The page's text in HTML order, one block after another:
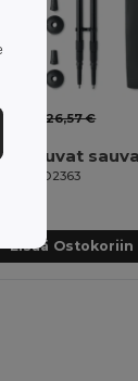
€ 26,57 €
Sauvat
MO2363
Lisää Ostokoriin